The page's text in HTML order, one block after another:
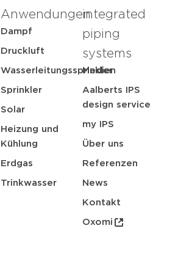
Anwendungen
Dampf
Druckluft
Wasserleitungssprinkler
Sprinkler
Solar
Heizung und
Kühlung
Erdgas
Trinkwasser
integrated
piping
systems
Medien
Aalberts IPS
design service
my IPS
Über uns
Referenzen
News
Kontakt
Oxomi